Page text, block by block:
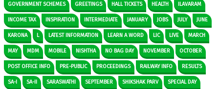
GOVERNMENT SCHEMES GREETINGS HALL TICKETS HEALTH ILAVARAM
INCOME TAX INSPIRATION INTERMEDIATE JANUARY JOBS JULY JUNE
KARONA L LATEST INFORMATION LEARN A WORD LIC LIVE MARCH
MAY MDM MOBILE NISHTHA NO BAG DAY NOVEMBER OCTOBER
POST OFFICE INFO PRE-PUBLIC PROCEEDINGS RAILWAY INFO RESULTS
SA-I SA-II SARASWATHI SEPTEMBER SHIKSHAK PARV SPECIAL DAY